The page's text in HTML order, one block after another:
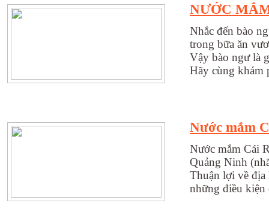
NƯỚC
Nhắc đến bào
trong bữa ăn
Vậy bào ngư là
Hãy cùng khám
Nước mắm
Nước mắm Cái
Quảng Ninh
Thuận lợi về
những điều kiện